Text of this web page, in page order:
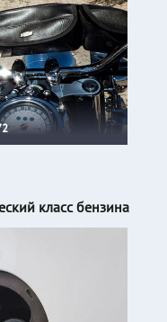
класс бензина